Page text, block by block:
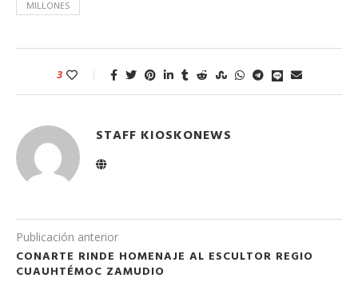
MILLONES
3
STAFF KIOSKONEWS
Publicación anterior
CONARTE RINDE HOMENAJE AL ESCULTOR REGIO
CUAUHTÉMOC ZAMUDIO